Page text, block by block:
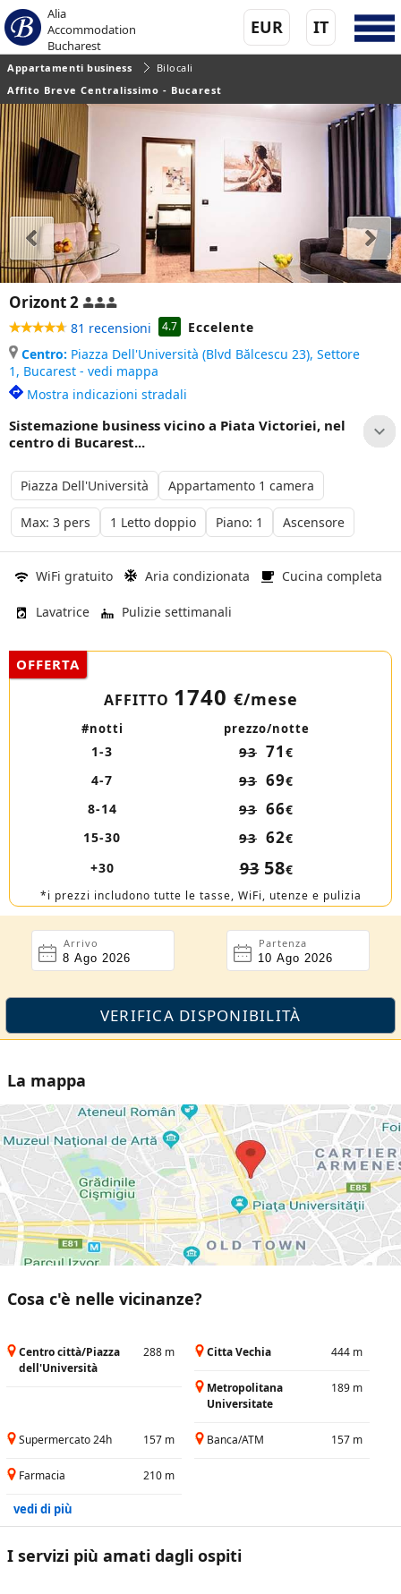
Alia
Accommodation
Bucharest
IT
EUR
Appartamenti business
Bilocali
Affito Breve Centralissimo - Bucarest
Orizont 2
81 recensioni 4.7
Eccelente
Centro: Piazza Dell'Università (Blvd Bălcescu 23), Settore
1, Bucarest - vedi mappa
Mostra indicazioni stradali
Sistemazione business vicino a Piata Victoriei, nel
centro di Bucarest...
Piazza Dell'Università Appartamento 1 camera
Max: 3 pers 1 Letto doppio Piano: 1 Ascensore
WiFi gratuito Aria condizionata Cucina completa
Lavatrice Pulizie settimanali
OFFERTA
AFFITTO 1740 €/mese
#notti prezzo/notte
1-3 93 71 €
4-7
93 69€
8-14
93 66€
15-30
93 62€
+30
93 58€
*i prezzi includono tutte le tasse, WiFi, utenze e pulizia
Arrivo Partenza
La mappa
Cosa c'è nelle vicinanze?
Centro città/Piazza
dell'Università
288 m Citta Vechia 444 m
Metropolitana
Universitate
189 m
Supermercato 24h 157 m Banca/ATM 157 m
Farmacia 210 m
vedi di più
I servizi più amati dagli ospiti